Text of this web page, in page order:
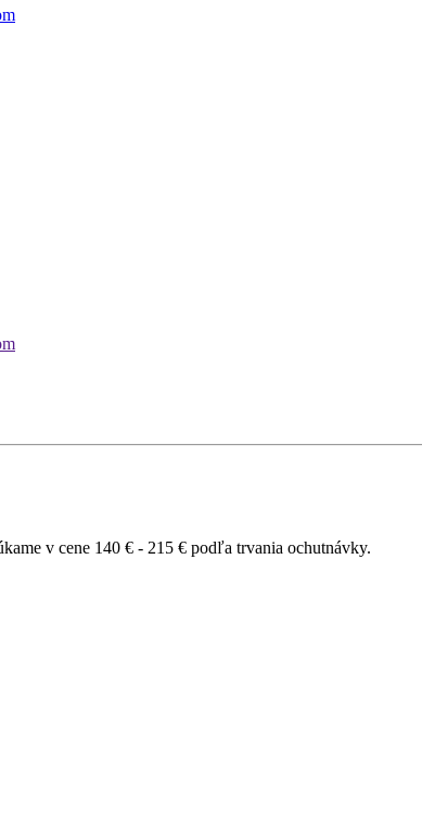
v cene 140 € - 215 € podľa trvania ochutnávky.